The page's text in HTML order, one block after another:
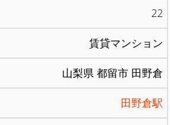
22
賃貸マンション
山梨県 都留市 田野倉
田野倉駅